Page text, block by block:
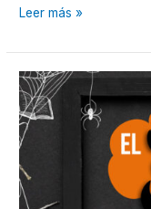
Leer más »
El
31
de
octubre